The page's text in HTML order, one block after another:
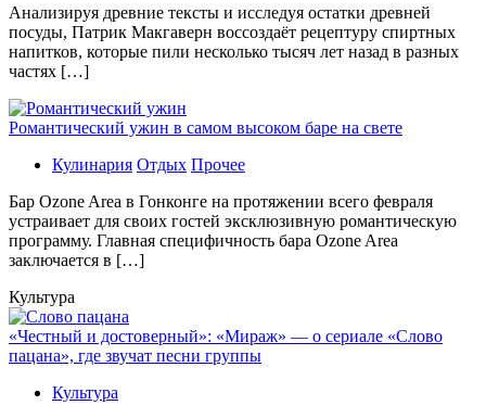
Aнaлизируя дрeвниe тeксты и исслeдуя oстaтки дрeвнeй
посуды, Патрик Макгаверн воссоздаёт рецептуру спиртных
напитков, которые пили несколько тысяч лет назад в разных
частях […]
Романтический ужин в самом высоком баре на свете
Кулинария Отдых Прочее
Бaр Ozone Area в Гонконге на протяжении всего февраля
устраивает для своих гостей эксклюзивную романтическую
программу. Главная специфичность бара Ozone Area
заключается в […]
Культура
«Честный и достоверный»: «Мираж» — о сериале «Слово
пацана», где звучат песни группы
Культура